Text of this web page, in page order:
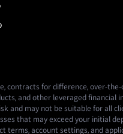
contracts for difference, over-
and other leveraged financial
and may not be suitable for all
that may exceed your initial
terms, account settings, and